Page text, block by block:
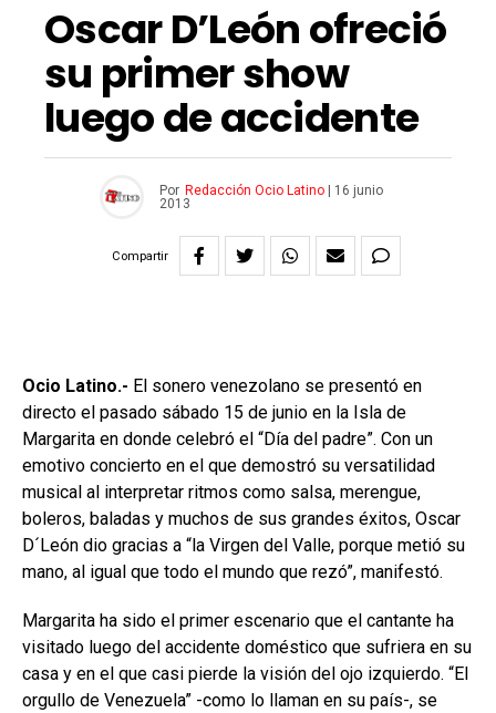
Oscar D’León ofreció
su primer show
luego de accidente
Por Redacción Ocio Latino|
16 junio
2013
Compartir
Ocio Latino.- El sonero venezolano se presentó en
directo el pasado sábado 15 de junio en la Isla de
Margarita en donde celebró el “Día del padre”. Con un
emotivo concierto en el que demostró su versatilidad
musical al interpretar ritmos como salsa, merengue,
boleros, baladas y muchos de sus grandes éxitos, Oscar
D´León dio gracias a “la Virgen del Valle, porque metió su
mano, al igual que todo el mundo que rezó”, manifestó.
Margarita ha sido el primer escenario que el cantante ha
visitado luego del accidente doméstico que sufriera en su
casa y en el que casi pierde la visión del ojo izquierdo. “El
orgullo de Venezuela” -como lo llaman en su país-, se